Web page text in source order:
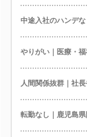
中途入社のハンデ
やりがい｜医療・
人間関係抜群｜社
転勤なし｜鹿児島